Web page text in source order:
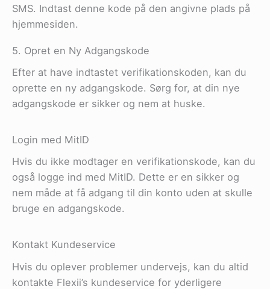
SMS. Indtast denne kode på den angivne plads på
hjemmesiden.
5. Opret en Ny Adgangskode
Efter at have indtastet verifikationskoden, kan du
oprette en ny adgangskode. Sørg for, at din nye
adgangskode er sikker og nem at huske.
Login med MitID
Hvis du ikke modtager en verifikationskode, kan du
også logge ind med MitID. Dette er en sikker og
nem måde at få adgang til din konto uden at skulle
bruge en adgangskode.
Kontakt Kundeservice
Hvis du oplever problemer undervejs, kan du altid
kontakte Flexii’s kundeservice for yderligere